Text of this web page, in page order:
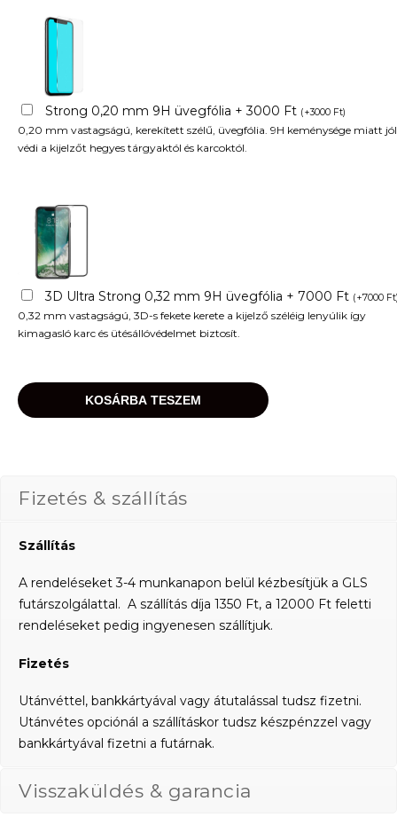
Strong 0,20 mm 9H üvegfólia + 3000 Ft (+3000 Ft)
0,20 mm vastagságú, kerekített szélű, üvegfólia. 9H keménysége miatt jól
védi a kijelzőt hegyes tárgyaktól és karcoktól.
3D Ultra Strong 0,32 mm 9H üvegfólia + 7000 Ft (+7000 Ft
0,32 mm vastagságú, 3D-s fekete kerete a kijelző széléig lenyúlik így
kimagasló karc és ütésállóvédelmet biztosít.
KOSÁRBA TESZEM
Fizetés & szállítás
Szállítás
A rendeléseket 3-4 munkanapon belül kézbesítjük a GLS
futárszolgálattal. A szállítás díja 1350 Ft, a 12000 Ft feletti
rendeléseket pedig ingyenesen szállítjuk.
Fizetés
Utánvéttel, bankkártyával vagy átutalással tudsz fizetni.
Utánvétes opciónál a szállításkor tudsz készpénzzel vagy
bankkártyával fizetni a futárnak.
Visszaküldés & garancia